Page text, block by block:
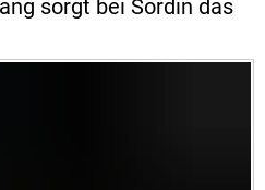
sorgt bei Sordin das